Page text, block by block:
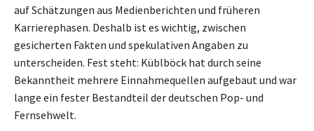
auf Schätzungen aus Medienberichten und früheren
Karrierephasen. Deshalb ist es wichtig, zwischen
gesicherten Fakten und spekulativen Angaben zu
unterscheiden. Fest steht: Küblböck hat durch seine
Bekanntheit mehrere Einnahmequellen aufgebaut und war
lange ein fester Bestandteil der deutschen Pop- und
Fernsehwelt.